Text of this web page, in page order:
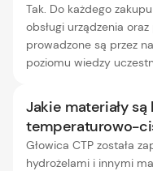
Tak. Do każdego
obsługi urządzenia
prowadzone są przez
poziomu wiedzy
Jakie materiały
temperaturowo-
Głowica CTP została
hydrożelami i innymi